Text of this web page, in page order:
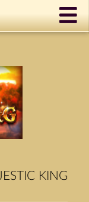
KING